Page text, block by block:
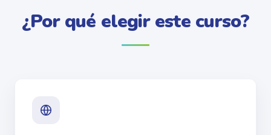
¿Por qué elegir este curso?